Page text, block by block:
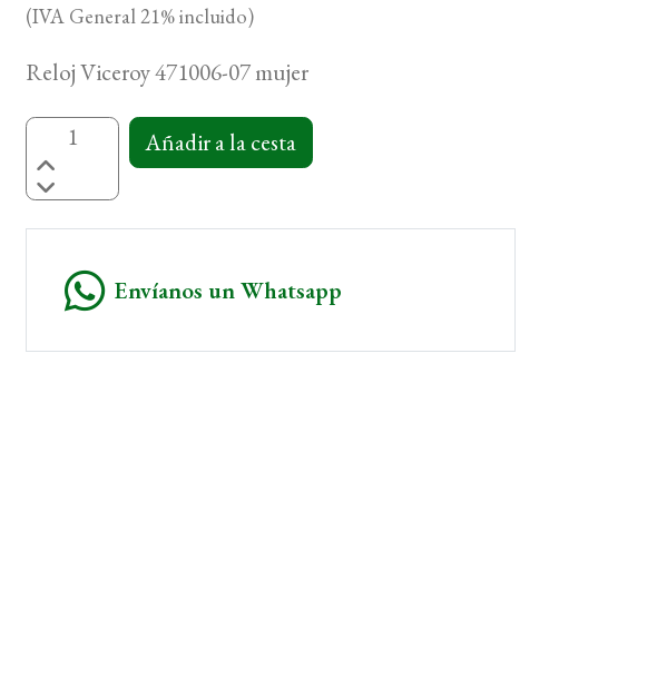
(IVA General 21% incluido)
Reloj Viceroy 471006-07 mujer
Añadir a la cesta
Envíanos un Whatsapp